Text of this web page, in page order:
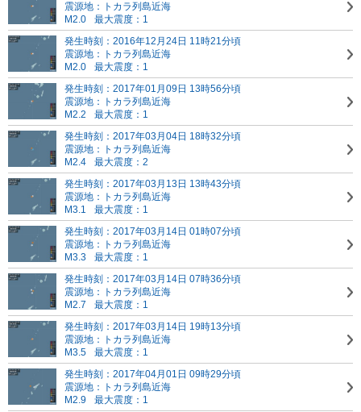
震源地：トカラ列島近海
M2.0
最大震度：1
発生時刻：2016年12月24日 11時21分頃
震源地：トカラ列島近海
M2.0
最大震度：1
発生時刻：2017年01月09日 13時56分頃
震源地：トカラ列島近海
M2.2
最大震度：1
発生時刻：2017年03月04日 18時32分頃
震源地：トカラ列島近海
M2.4
最大震度：2
発生時刻：2017年03月13日 13時43分頃
震源地：トカラ列島近海
M3.1
最大震度：1
発生時刻：2017年03月14日 01時07分頃
震源地：トカラ列島近海
M3.3
最大震度：1
発生時刻：2017年03月14日 07時36分頃
震源地：トカラ列島近海
M2.7
最大震度：1
発生時刻：2017年03月14日 19時13分頃
震源地：トカラ列島近海
M3.5
最大震度：1
発生時刻：2017年04月01日 09時29分頃
震源地：トカラ列島近海
M2.9
最大震度：1